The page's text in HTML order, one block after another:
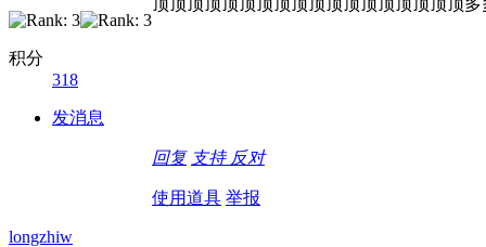
积分
318
发消息
回复 支持 反对
使用道具 举报
longzhiw